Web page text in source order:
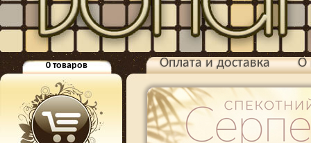
0товаров Оплата и доставка О